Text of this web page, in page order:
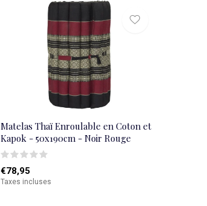
Matelas Thaï Enroulable en Coton et
Kapok - 50x190cm - Noir Rouge
€78,95
Taxes incluses